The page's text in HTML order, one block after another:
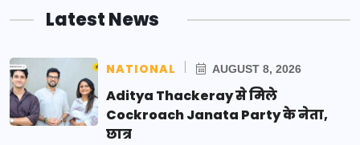
Latest News
NATIONAL AUGUST 8, 2026
Aditya Thackeray से मिले
Cockroach Janata Party के नेता,
छात्र